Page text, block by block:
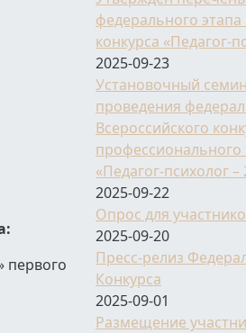
первого
федерального этапа
конкурса «Педагог-
2025-09-23
Установочный
проведения
Всероссийского
профессионального
«Педагог-психолог –
2025-09-22
Опрос для
2025-09-20
Пресс-релиз
Конкурса
2025-09-01
Размещение